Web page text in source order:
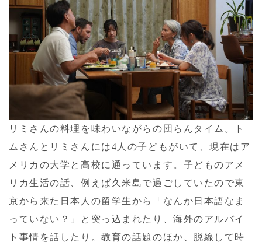
リミさんの料理を味わいながらの団らんタイム。ト
ムさんとリミさんには4人の子どもがいて、現在はア
メリカの大学と高校に通っています。子どものアメ
リカ生活の話、例えば久米島で過ごしていたので東
京から来た日本人の留学生から「なんか日本語なま
っていない？」と突っ込まれたり、海外のアルバイ
ト事情を話したり。教育の話題のほか、脱線して時